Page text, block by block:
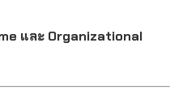
และ Organizational